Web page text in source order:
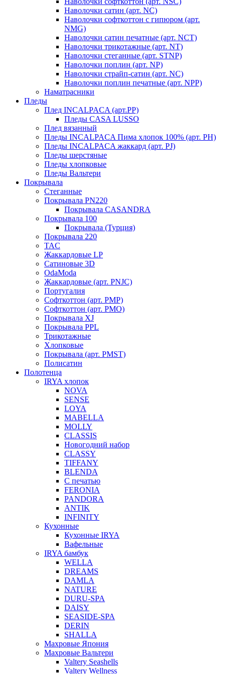
Наволочки сатин (арт. NC)
Наволочки софткоттон с гипюром (арт.
NMG)
Наволочки сатин печатные (арт. NCT)
Наволочки трикотажные (арт. NT)
Наволочки стеганные (арт. STNP)
Наволочки поплин (арт. NP)
Наволочки страйп-сатин (арт. NC)
Наволочки поплин печатные (арт. NPP)
Наматрасники
Пледы
Плед INCALPACA (арт.PP)
Пледы CASA LUSSO
Плед вязанный
Пледы INCALPACA Пима хлопок 100% (арт. PH)
Пледы INCALPACA жаккард (арт. PJ)
Пледы шерстяные
Пледы хлопковые
Пледы Вальтери
Покрывала
Стеганные
Покрывала PN220
Покрывала CASANDRA
Покрывала 100
Покрывала (Турция)
Покрывала 220
TAC
Жаккардовые LP
Сатиновые 3D
OdaModa
Жаккардовые (арт. PNJC)
Португалия
Софткоттон (арт. PMP)
Софткоттон (арт. PMO)
Покрывала XJ
Покрывала PPL
Трикотажные
Хлопковые
Покрывала (арт. PMST)
Полисатин
Полотенца
IRYA хлопок
NOVA
SENSE
LOYA
MABELLA
MOLLY
CLASSIS
Новогодний набор
CLASSY
TIFFANY
BLENDA
С печатью
FERONIA
PANDORA
ANTIK
INFINITY
Кухонные
Кухонные IRYA
Вафельные
IRYA бамбук
WELLA
DREAMS
DAMLA
NATURE
DURU-SPA
DAISY
SEASIDE-SPA
DERIN
SHALLA
Махровые Япония
Махровые Вальтери
Valtery Seashells
Valtery Wellness